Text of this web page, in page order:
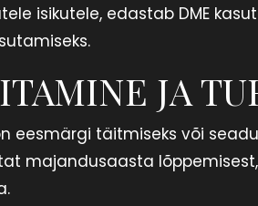
isikutele, edastab DME
JA
eesmärgi täitmiseks või
majandusaasta